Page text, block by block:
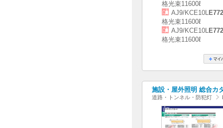
格光束11600ℓ
AJ9/KCE10L
格光束11600ℓ
AJ9/KCE10L
格光束11600ℓ
施設・屋外照明 総合カ
道路・トンネル・防犯灯